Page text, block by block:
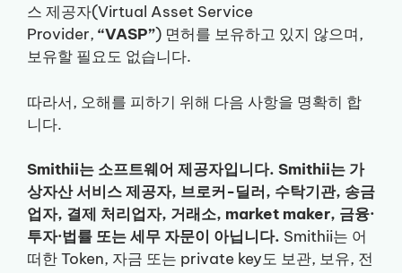
스 제공자(Virtual Asset Service
Provider, “VASP”) 면허를 보유하고 있지 않으며,
보유할 필요도 없습니다.
따라서, 오해를 피하기 위해 다음 사항을 명확히 합
니다.
Smithii는 소프트웨어 제공자입니다. Smithii는 가
상자산 서비스 제공자, 브로커-딜러, 수탁기관, 송금
업자, 결제 처리업자, 거래소, market maker, 금융·
투자·법률 또는 세무 자문이 아닙니다. Smithii는 어
떠한 Token, 자금 또는 private key도 보관, 보유, 전